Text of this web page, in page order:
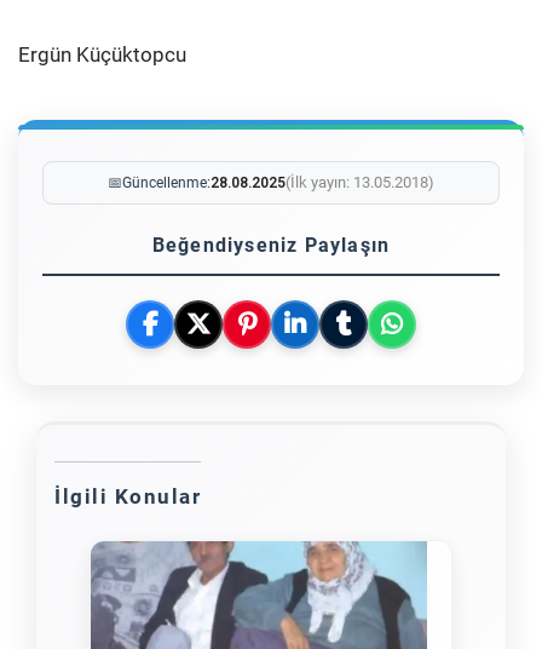
Ergün Küçüktopcu
📅Güncellenme:28.08.2025(İlk yayın: 13.05.2018)
Beğendiyseniz Paylaşın
İlgili Konular